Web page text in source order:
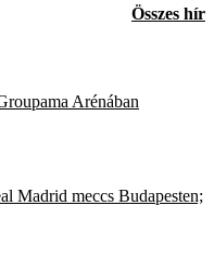
Összes hír
Arénában
Madrid meccs Budapesten;